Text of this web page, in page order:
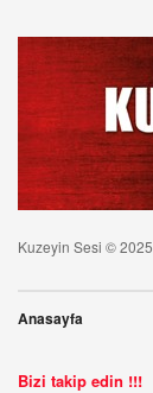
Kuzeyin Sesi © 2025
Anasayfa
Bizi takip edin !!!